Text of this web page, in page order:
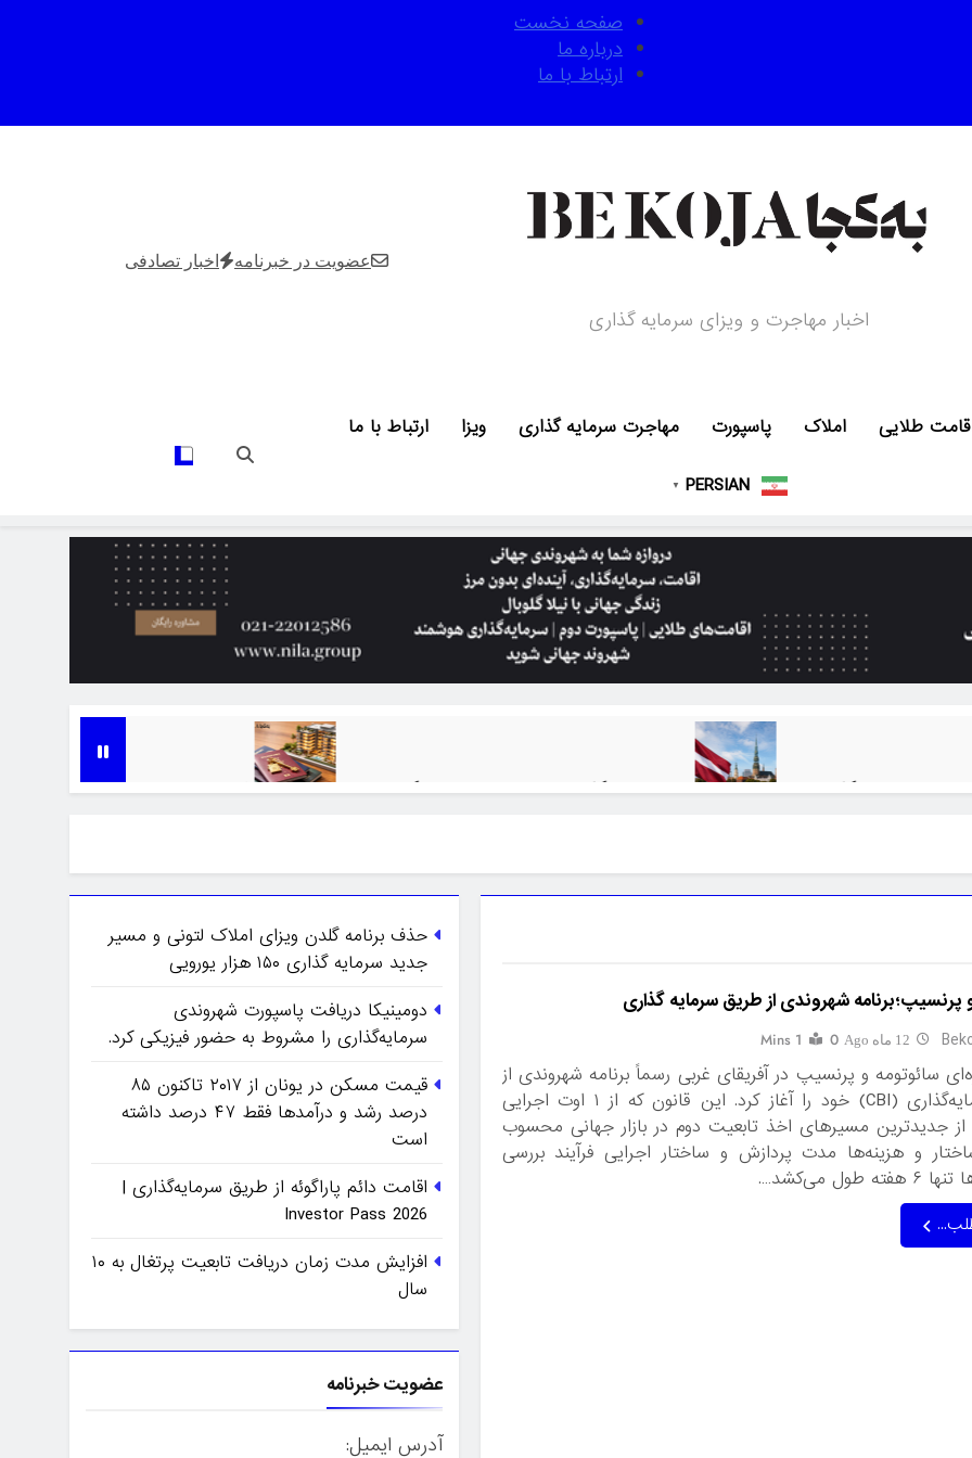
صفحه نخست
درباره ما
ارتباط با ما
اخبار مهاجرت و ویزای سرمایه گذاری
عضویت در خبرنامه اخبار تصادفی
طلایی املاک پاسپورت مهاجرت سرمایه گذاری ویزا ارتباط با ما
PERSIAN
▼
افزایش حداقل سرمایه‌گذاری ملکی برای اقامت گرجستان به ۱۵۰ بازده سرمایه‌گذاری املاک در برنامه‌های گلدن ویزا در سال ۲۰۲۵ هزار یورویی
پرنسیپ؛برنامه شهروندی از طریق سرمایه گذاری
12 ماه Ago 0
1 Mins
سائوتومه و پرنسیپ در آفریقای غربی رسماً برنامه شهروندی از
طریق سرمایه‌گذاری (CBI) خود را آغاز کرد. این قانون که از ۱ اوت اجرایی
جدیدترین مسیرهای اخذ تابعیت دوم در بازار جهانی محسوب
و هزینه‌ها مدت پردازش و ساختار اجرایی فرآیند بررسی
می‌کشد….
حذف برنامه گلدن ویزای املاک لتونی و مسیر
جدید سرمایه گذاری ۱۵۰ هزار یورویی
دومینیکا دریافت پاسپورت شهروندی
سرمایه‌گذاری را مشروط به حضور فیزیکی کرد.
قیمت مسکن در یونان از ۲۰۱۷ تاکنون ۸۵
درصد رشد و درآمدها فقط ۴۷ درصد داشته
است
اقامت دائم پاراگوئه از طریق سرمایه‌گذاری |
Investor Pass 2026
افزایش مدت زمان دریافت تابعیت پرتغال به ۱۰
سال
عضویت خبرنامه
آدرس ایمیل: